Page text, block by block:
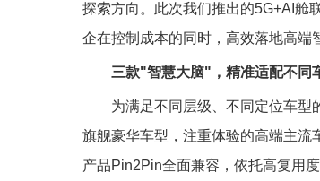
探索方向。此次我们推出的5G+AI舱
企在控制成本的同时，高效落地高端
三款"智慧大脑"，精准适配不同
为满足不同层级、不同定位车型
旗舰豪华车型，注重体验的高端主流
产品Pin2Pin全面兼容，依托高复用